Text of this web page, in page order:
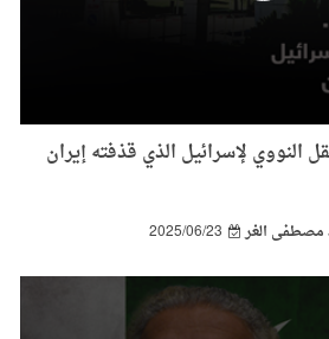
لإسرائيل الذي قذفته إيران
الغر 2025/06/23